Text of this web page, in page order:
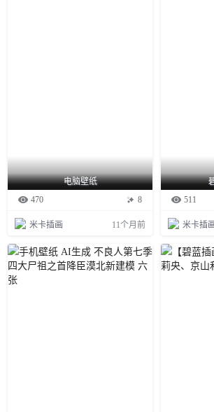
电脑壁纸
470
8
米卡插画 11个月前
511
米卡插